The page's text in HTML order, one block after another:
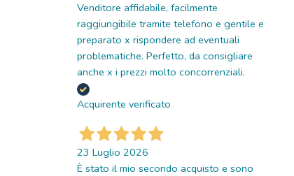
Venditore affidabile, facilmente
raggiungibile tramite telefono e gentile e
preparato x rispondere ad eventuali
problematiche. Perfetto, da consigliare
anche x i prezzi molto concorrenziali.
Acquirente verificato
23 Luglio 2026
È stato il mio secondo acquisto e sono